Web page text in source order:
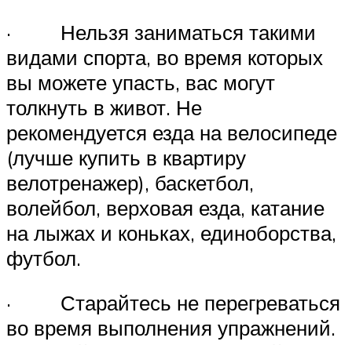
· Нельзя заниматься такими
видами спорта, во время которых
вы можете упасть, вас могут
толкнуть в живот. Не
рекомендуется езда на велосипеде
(лучше купить в квартиру
велотренажер), баскетбол,
волейбол, верховая езда, катание
на лыжах и коньках, единоборства,
футбол.
· Старайтесь не перегреваться
во время выполнения упражнений.